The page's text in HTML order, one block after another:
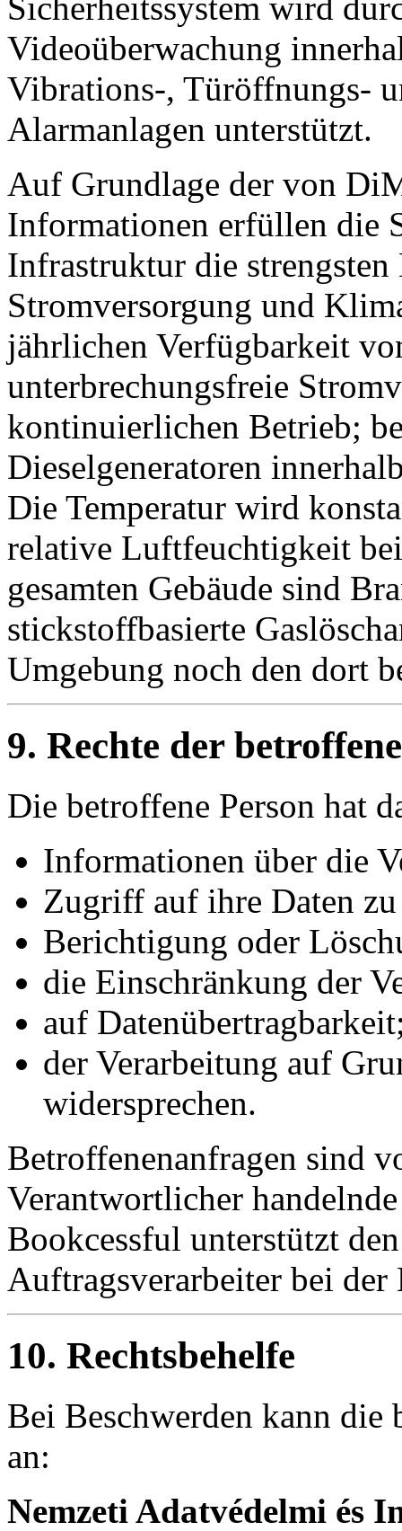
Sicherheitssystem wird
Videoüberwachung
Vibrations-, Türöffnungs-
Alarmanlagen unterstützt.
Auf Grundlage der von
Informationen erfüllen die
Infrastruktur die strengsten
Stromversorgung und
jährlichen Verfügbarkeit
unterbrechungsfreie
kontinuierlichen Betrieb;
Dieselgeneratoren
Die Temperatur wird
relative Luftfeuchtigkeit
gesamten Gebäude sind
stickstoffbasierte
Umgebung noch den dort
9. Rechte der
Die betroffene Person hat
Informationen über die
Zugriff auf ihre Daten
Berichtigung oder
die Einschränkung der
auf
der Verarbeitung auf
widersprechen.
Betroffenenanfragen sind
Verantwortlicher
Bookcessful unterstützt
Auftragsverarbeiter bei
10. Rechtsbehelfe
Bei Beschwerden kann die
an:
Nemzeti Adatvédelmi és